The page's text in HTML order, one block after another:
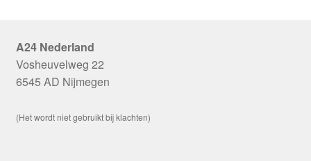
A24 Nederland
Vosheuvelweg 22
6545 AD Nijmegen
(Het wordt niet gebruikt bij klachten)